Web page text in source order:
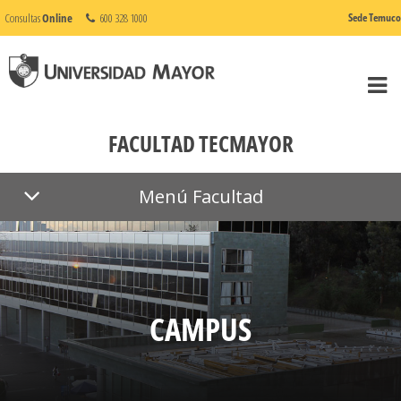
ConsultasOnline 600 328 1000 Sede Temuco
FACULTAD TECMAYOR
Menú Facultad
CAMPUS